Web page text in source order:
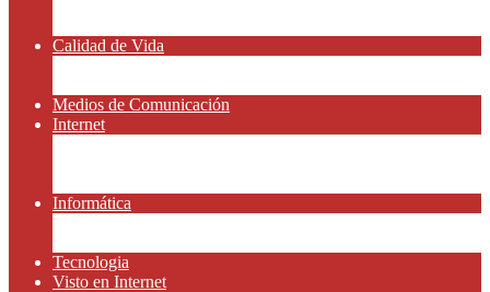
Calidad de Vida
Medios de Comunicación
Internet
Informática
Tecnologia
Visto en Internet